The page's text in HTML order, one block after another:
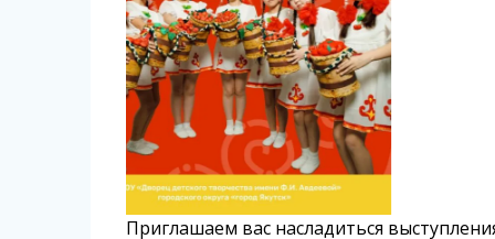
Приглашаем вас насладиться